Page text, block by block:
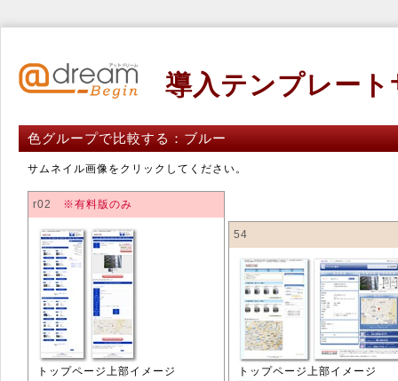
導入テンプレート
色グループで比較する：ブルー
サムネイル画像をクリックしてください。
r02 ※有料版のみ
トップページ上部イメージ
54
トップページ上部イメージ